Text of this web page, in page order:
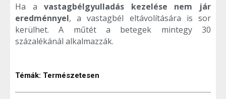
Ha avastagbélgyulladás kezelése nem jár
eredménnyel, a vastagbél eltávolítására is sor
kerülhet. A műtét a betegek mintegy 30
százalékánál alkalmazzák.
Témák: Természetesen